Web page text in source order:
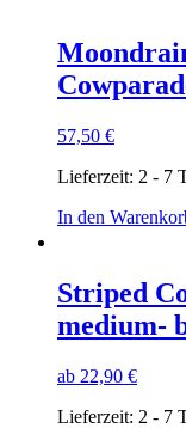
57,50 €
Lieferzeit: 2 - 7
In den
Striped
medium-
ab 22,90 €
Lieferzeit: 2 - 7